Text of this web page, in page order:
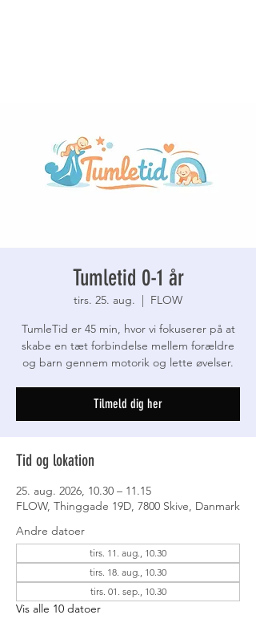
Tumletid 0-1 år
tirs. 25. aug.
  |
FLOW
TumleTid er 45 min, hvor vi fokuserer på at
skabe en tæt forbindelse mellem forældre
og barn gennem motorik og lette øvelser.
Tilmeld dig her
Tid og lokation
25. aug. 2026, 10.30 – 11.15
FLOW, Thinggade 19D, 7800 Skive, Danmark
Andre datoer
tirs. 11. aug., 10.30
tirs. 18. aug., 10.30
tirs. 01. sep., 10.30
Vis alle 10 datoer